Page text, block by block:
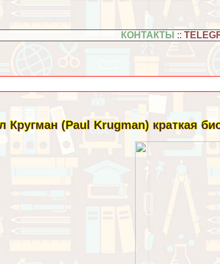
КОНТАКТЫ ::
Кругман (Paul Krugman) краткая